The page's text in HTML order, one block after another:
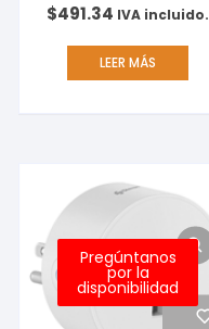
$491.34 IVA incluido.
LEER MÁS
Pregúntanos
por la
disponibilidad